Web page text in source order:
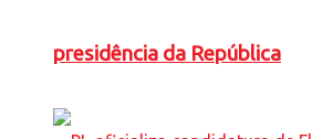
presidência da República